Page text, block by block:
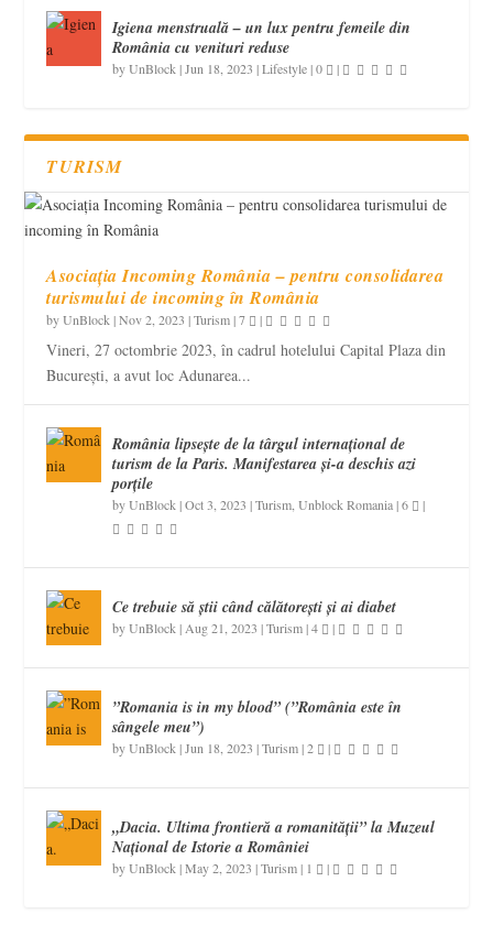
Igiena menstruală – un lux pentru femeile din
România cu venituri reduse
byUnBlock |Jun 18, 2023 |Lifestyle|0 |
TURISM
Asociația Incoming România – pentru consolidarea
turismului de incoming în România
byUnBlock |Nov 2, 2023 |Turism|7 |
Vineri, 27 octombrie 2023, în cadrul hotelului Capital Plaza din
București, a avut loc Adunarea...
România lipsește de la târgul internațional de
turism de la Paris. Manifestarea și-a deschis azi
porțile
byUnBlock |Oct 3, 2023 |Turism ,Unblock Romania|6 |
Ce trebuie să știi când călătorești și ai diabet
byUnBlock | Aug 21, 2023 |Turism|4 |
”Romania is in my blood” (”România este în
sângele meu”)
byUnBlock |Jun 18, 2023 |Turism|2 |
„Dacia. Ultima frontieră a romanității” la Muzeul
Național de Istorie a României
byUnBlock |May 2, 2023 |Turism| 1 |